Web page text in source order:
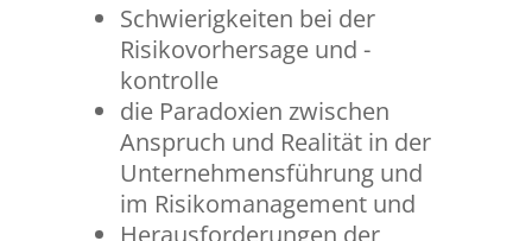
Schwierigkeiten bei der
Risikovorhersage und -
kontrolle
die Paradoxien zwischen
Anspruch und Realität in der
Unternehmensführung und
im Risikomanagement und
Herausforderungen der